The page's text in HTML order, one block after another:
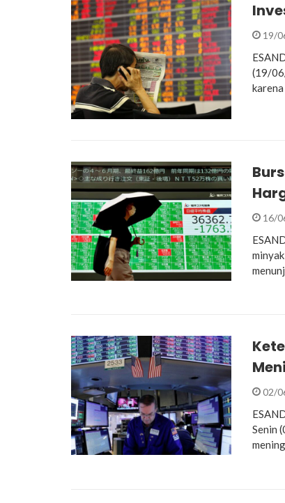
19/
(19/
16/
02/
Senin